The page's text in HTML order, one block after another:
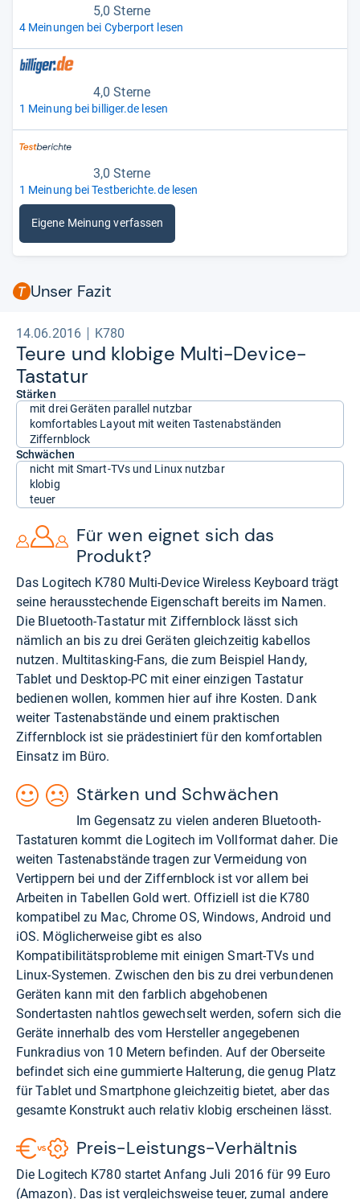
5,0 Sterne
4 Meinungen bei Cyberport lesen
4,0 Sterne
1 Meinung bei billiger.de lesen
3,0 Sterne
1 Meinung bei Testberichte.de lesen
Eigene Meinung verfassen
Unser Fazit
14.06.2016 K780
Teure und klo­bige Multi-​Device-​
Tasta­tur
Stärken
mit drei Geräten parallel nutzbar
komfortables Layout mit weiten Tastenabständen
Ziffernblock
Schwächen
nicht mit Smart-TVs und Linux nutzbar
klobig
teuer
Für wen eignet sich das
Produkt?
Das Logitech K780 Multi-Device Wireless Keyboard trägt
seine herausstechende Eigenschaft bereits im Namen.
Die Bluetooth-Tastatur mit Ziffernblock lässt sich
nämlich an bis zu drei Geräten gleichzeitig kabellos
nutzen. Multitasking-Fans, die zum Beispiel Handy,
Tablet und Desktop-PC mit einer einzigen Tastatur
bedienen wollen, kommen hier auf ihre Kosten. Dank
weiter Tastenabstände und einem praktischen
Ziffernblock ist sie prädestiniert für den komfortablen
Einsatz im Büro.
Stärken und Schwächen
Im Gegensatz zu vielen anderen Bluetooth-
Tastaturen kommt die Logitech im Vollformat daher. Die
weiten Tastenabstände tragen zur Vermeidung von
Vertippern bei und der Ziffernblock ist vor allem bei
Arbeiten in Tabellen Gold wert. Offiziell ist die K780
kompatibel zu Mac, Chrome OS, Windows, Android und
iOS. Möglicherweise gibt es also
Kompatibilitätsprobleme mit einigen Smart-TVs und
Linux-Systemen. Zwischen den bis zu drei verbundenen
Geräten kann mit den farblich abgehobenen
Sondertasten nahtlos gewechselt werden, sofern sich die
Geräte innerhalb des vom Hersteller angegebenen
Funkradius von 10 Metern befinden. Auf der Oberseite
befindet sich eine gummierte Halterung, die genug Platz
für Tablet und Smartphone gleichzeitig bietet, aber das
gesamte Konstrukt auch relativ klobig erscheinen lässt.
Preis-Leistungs-Verhältnis
Die Logitech K780 startet Anfang Juli 2016 für 99 Euro
(Amazon). Das ist vergleichsweise teuer, zumal andere